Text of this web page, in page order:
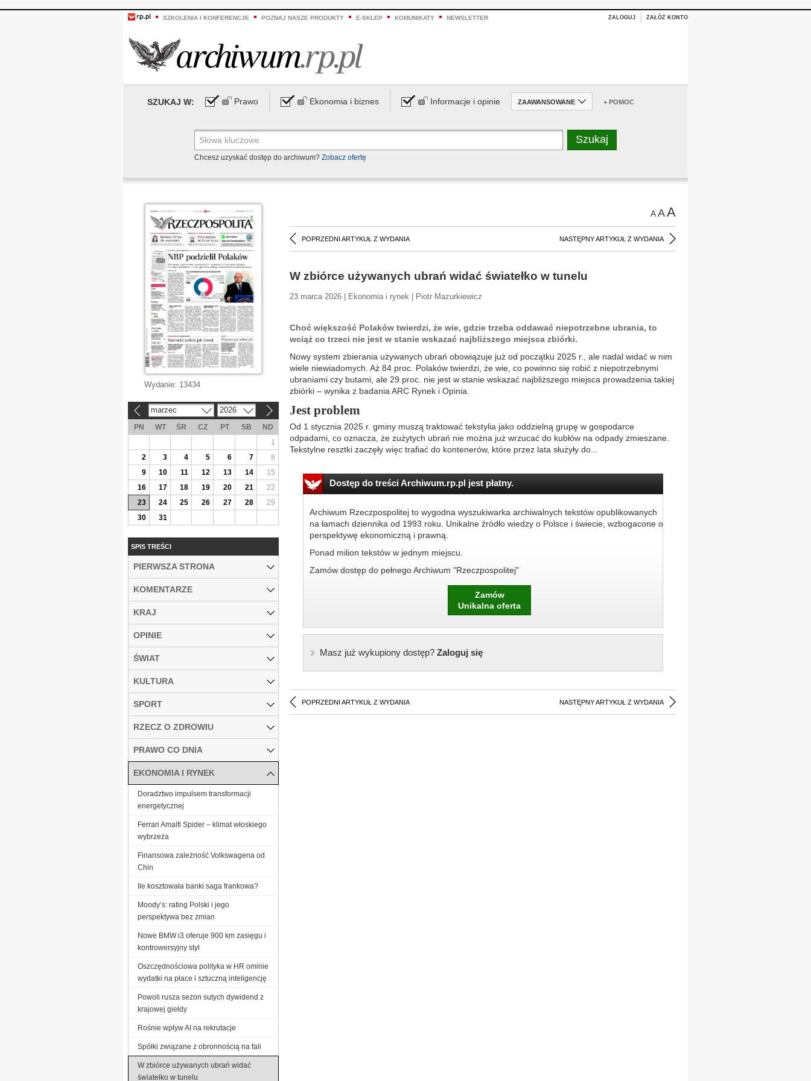
SZKOLENIA I KONFERENCJE POZNAJ NASZE PRODUKTY E-SKLEP KOMUNIKATY NEWSLETTER ZALOGUJ ZAŁÓŻ KONTO
SZUKAJ W: Prawo Ekonomia i biznes Informacje i opinie ZAAWANSOWANE + POMOC
Chcesz uzyskać dostęp do archiwum? Zobacz ofertę
AAA
POPRZEDNI ARTYKUŁ Z WYDANIA NASTĘPNY ARTYKUŁ Z WYDANIA
W zbiórce używanych ubrań widać światełko w tunelu
23 marca 2026 | Ekonomia i rynek | Piotr Mazurkiewicz
Choć większość Polaków twierdzi, że wie, gdzie trzeba oddawać niepotrzebne ubrania, to
wciąż co trzeci nie jest w stanie wskazać najbliższego miejsca zbiórki.
Nowy system zbierania używanych ubrań obowiązuje już od początku 2025 r., ale nadal widać w nim
wiele niewiadomych. Aż 84 proc. Polaków twierdzi, że wie, co powinno się robić z niepotrzebnymi
ubraniami czy butami, ale 29 proc. nie jest w stanie wskazać najbliższego miejsca prowadzenia takiej
zbiórki – wynika z badania ARC Rynek i Opinia.
Jest problem
Od 1 stycznia 2025 r. gminy muszą traktować tekstylia jako oddzielną grupę w gospodarce
odpadami, co oznacza, że zużytych ubrań nie można już wrzucać do kubłów na odpady zmieszane.
Tekstylne resztki zaczęły więc trafiać do kontenerów, które przez lata służyły do...
Dostęp do treści Archiwum.rp.pl jest płatny.
Archiwum Rzeczpospolitej to wygodna wyszukiwarka archiwalnych tekstów opublikowanych
na łamach dziennika od 1993 roku. Unikalne źródło wiedzy o Polsce i świecie, wzbogacone o
perspektywę ekonomiczną i prawną.
Ponad milion tekstów w jednym miejscu.
Zamów dostęp do pełnego Archiwum "Rzeczpospolitej"
Zamów
Unikalna oferta
Masz już wykupiony dostęp?Zaloguj się
POPRZEDNI ARTYKUŁ Z WYDANIA NASTĘPNY ARTYKUŁ Z WYDANIA
Wydanie: 13434
marzec 2026
PN WT ŚR CZ PT SB
ND
1
2
3 4 5 6 7
8
9
10 11 12 13 14
15
16
17 18 19 20 21
22
23
24 25 26 27 28
29
30
31
SPIS TREŚCI
PIERWSZA STRONA
KOMENTARZE
KRAJ
OPINIE
ŚWIAT
KULTURA
SPORT
RZECZ O ZDROWIU
PRAWO CO DNIA
EKONOMIA I RYNEK
Doradztwo impulsem transformacji
energetycznej
Ferrari Amalfi Spider – klimat włoskiego
wybrzeża
Finansowa zależność Volkswagena od
Chin
Ile kosztowała banki saga frankowa?
Moody’s: rating Polski i jego
perspektywa bez zmian
Nowe BMW i3 oferuje 900 km zasięgu i
kontrowersyjny styl
Oszczędnościowa polityka w HR ominie
wydatki na płace i sztuczną inteligencję
Powoli rusza sezon sutych dywidend z
krajowej giełdy
Rośnie wpływ AI na rekrutacje
Spółki związane z obronnością na fali
W zbiórce używanych ubrań widać
światełko w tunelu